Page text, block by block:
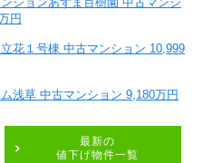
円
花１号棟 中古マンション 10,999
浅草 中古マンション 9,180万円
最新の
値下げ物件一覧